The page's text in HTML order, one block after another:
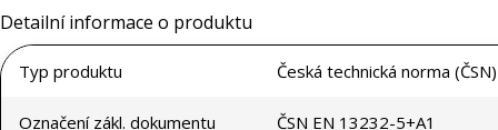
Detailní informace o produktu
Typ produktu Česká technická norma (ČSN)
Označení zákl. dokumentu ČSN EN 13232-5+A1